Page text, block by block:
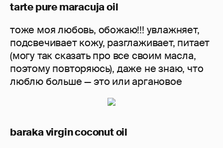
tarte pure maracuja oil
тоже моя любовь, обожаю!!! увлажняет,
подсвечивает кожу, разглаживает, питает
(могу так сказать про все своим масла,
поэтому повторяюсь), даже не знаю, что
люблю больше — это или аргановое
baraka virgin coconut oil